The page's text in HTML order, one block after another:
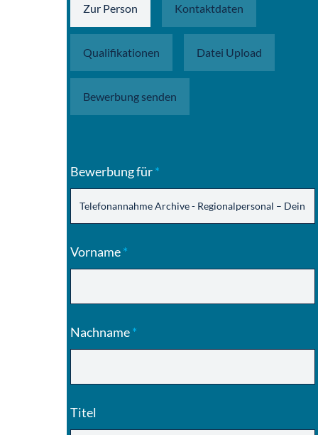
Zur Person Kontaktdaten
Qualifikationen Datei Upload
Bewerbung senden
Bewerbung für*
Vorname*
Nachname*
Titel